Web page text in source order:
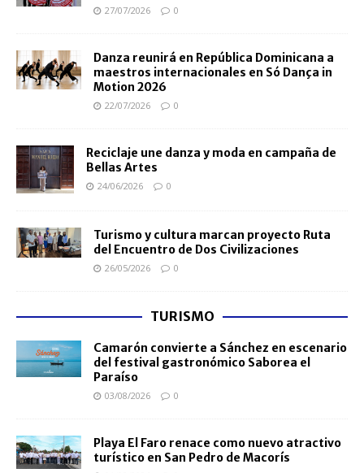
27/07/2026 0
Danza reunirá en República Dominicana a
maestros internacionales en Só Dança in
Motion 2026
22/07/2026 0
Reciclaje une danza y moda en campaña de
Bellas Artes
24/06/2026 0
Turismo y cultura marcan proyecto Ruta
del Encuentro de Dos Civilizaciones
26/05/2026 0
TURISMO
Camarón convierte a Sánchez en escenario
del festival gastronómico Saborea el
Paraíso
03/08/2026 0
Playa El Faro renace como nuevo atractivo
turístico en San Pedro de Macorís